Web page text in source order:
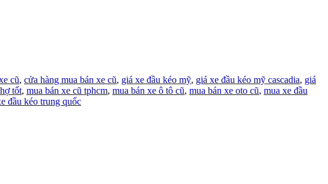
cũ, cửa hàng mua bán xe cũ, giá xe đầu kéo mỹ, giá xe đầu kéo mỹ cascadia, giá
tốt, mua bán xe cũ tphcm, mua bán xe ô tô cũ, mua bán xe oto cũ, mua xe đầu
đầu kéo trung quốc